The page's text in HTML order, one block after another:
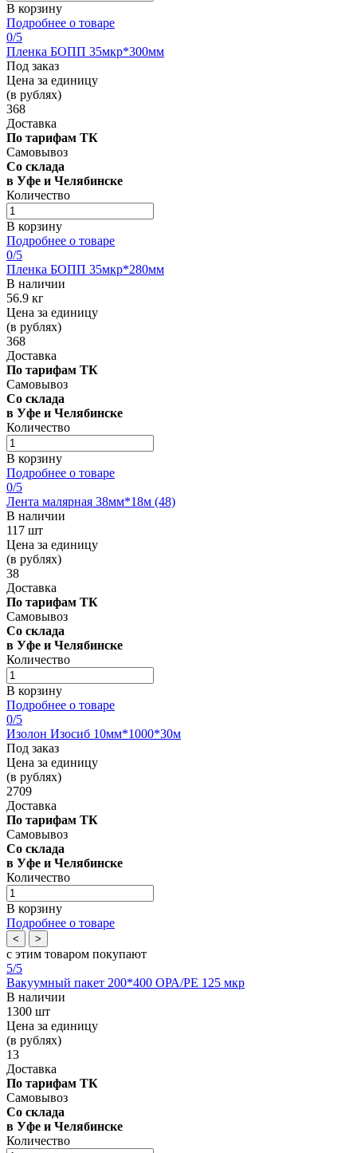
В корзину
Подробнее о товаре
0/5
Пленка БОПП 35мкр*300мм
Под заказ
Цена за единицу
(в рублях)
368
Доставка
По тарифам ТК
Самовывоз
Со склада
в Уфе и Челябинске
Количество
В корзину
Подробнее о товаре
0/5
Пленка БОПП 35мкр*280мм
В наличии
56.9 кг
Цена за единицу
(в рублях)
368
Доставка
По тарифам ТК
Самовывоз
Со склада
в Уфе и Челябинске
Количество
В корзину
Подробнее о товаре
0/5
Лента малярная 38мм*18м (48)
В наличии
117 шт
Цена за единицу
(в рублях)
38
Доставка
По тарифам ТК
Самовывоз
Со склада
в Уфе и Челябинске
Количество
В корзину
Подробнее о товаре
0/5
Изолон Изосиб 10мм*1000*30м
Под заказ
Цена за единицу
(в рублях)
2709
Доставка
По тарифам ТК
Самовывоз
Со склада
в Уфе и Челябинске
Количество
В корзину
Подробнее о товаре
< >
с этим товаром покупают
5/5
Вакуумный пакет 200*400 OРА/РЕ 125 мкр
В наличии
1300 шт
Цена за единицу
(в рублях)
13
Доставка
По тарифам ТК
Самовывоз
Со склада
в Уфе и Челябинске
Количество